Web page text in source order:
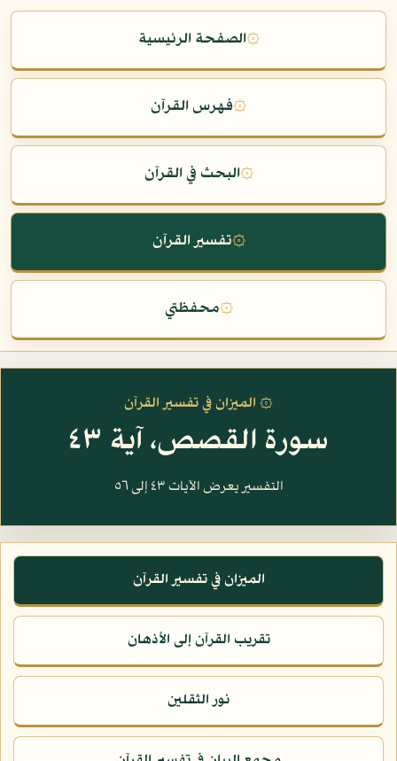
۞الصفحة الرئيسية
۞فهرس القرآن
۞البحث في القرآن
۞تفسير القرآن
۞محفظتي
۞ الميزان في تفسير القرآن
سورة القصص، آية ٤٣
التفسير يعرض الآيات ٤٣ إلى ٥٦
الميزان في تفسير القرآن
تقريب القرآن إلى الأذهان
نور الثقلين